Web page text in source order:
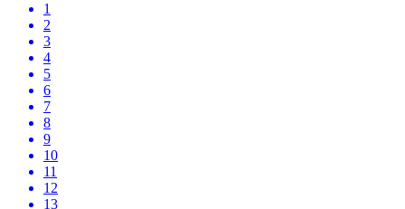
1
2
3
4
5
6
7
8
9
10
11
12
13